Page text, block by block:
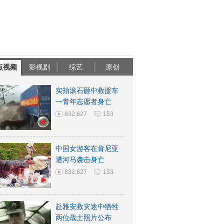
视频 影视剧 综艺 原创
实拍滚石砸中救援车
一青年志愿者身亡
832,627 153
中国女游客在肯尼亚
遭河马袭击身亡
832,627 153
赴雅安救灾途中牺牲
两位战士照片公布